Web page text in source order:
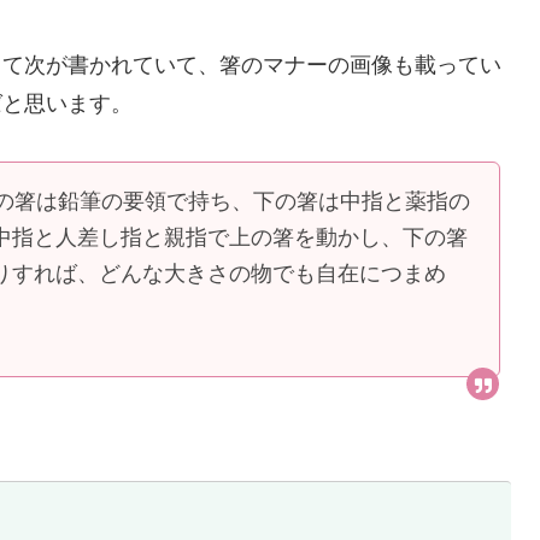
次が書かれていて、箸のマナーの画像も載ってい
思います。
は鉛筆の要領で持ち、下の箸は中指と薬指の
と人差し指と親指で上の箸を動かし、下の箸
れば、どんな大きさの物でも自在につまめ